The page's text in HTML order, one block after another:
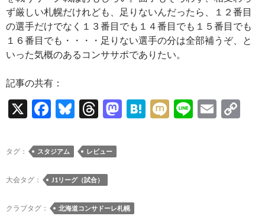
ず厳しい札幌だけれども、足りないんだったら、１２番目
の選手だけでなく１３番目でも１４番目でも１５番目でも
１６番目でも・・・・足りない選手の分は全部補うぞ、と
いった気概のあるコンササポでありたい。
記事の共有：
X
F
e
o
o
Bl
es
y
T
e
ds
M
n
H
M Li
E
タグ： スタジアム レビュー
大会タグ： J1リーグ（試合）
クラブタグ： 北海道コンサドーレ札幌